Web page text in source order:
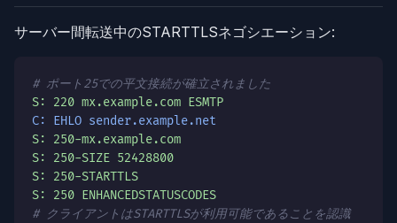
サーバー間転送中のSTARTTLSネゴシエーション:
# ポート25での平文接続が確立されました
S: 220 mx.example.com ESMTP
C: EHLO sender.example.net
S: 250-mx.example.com
S: 250-SIZE 52428800
S: 250-STARTTLS
S: 250 ENHANCEDSTATUSCODES
# クライアントはSTARTTLSが利用可能であることを認識